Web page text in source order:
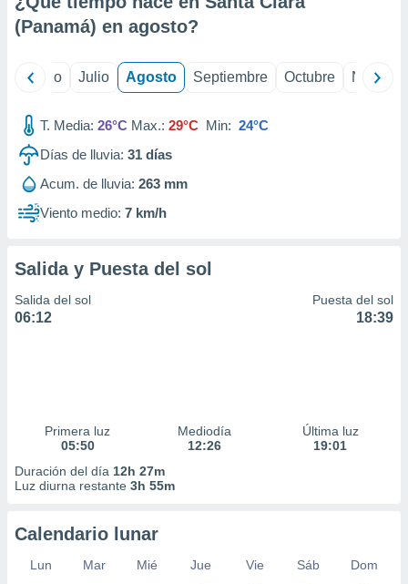
e
publicidad
publicidad
de
(Panamá) en agosto?
Junio Julio Agosto Septiembre Octubre
T. Media: 26°C Max.: 29°C Min: 24°C
Días de lluvia: 31 días
Acum. de lluvia: 263 mm
Viento medio: 7 km/h
Salida y Puesta del sol
Salida del sol
06:12
Puesta del sol
18:39
Primera luz
05:50
Mediodía
12:26
Última luz
19:01
Duración del día 12h 27m
Luz diurna restante 3h 55m
Calendario lunar
Lun Mar Mié Jue Vie Sáb
Dom